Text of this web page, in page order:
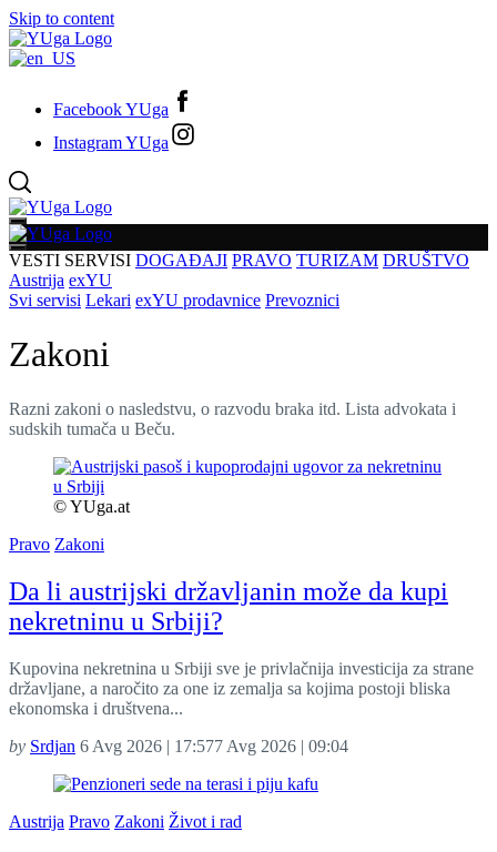
Skip to content
Facebook YUga
Instagram YUga
VESTI SERVISI DOGAĐAJI PRAVO TURIZAM DRUŠTVO
Austrija exYU
Svi servisi Lekari exYU prodavnice Prevoznici
Zakoni
Razni zakoni o nasledstvu, o razvodu braka itd. Lista advokata i
sudskih tumača u Beču.
© YUga.at
Pravo Zakoni
Da li austrijski državljanin može da kupi
nekretninu u Srbiji?
Kupovina nekretnina u Srbiji sve je privlačnija investicija za strane
državljane, a naročito za one iz zemalja sa kojima postoji bliska
ekonomska i društvena...
by Srdjan 6 Avg 2026 | 17:577 Avg 2026 | 09:04
Austrija Pravo Zakoni Život i rad